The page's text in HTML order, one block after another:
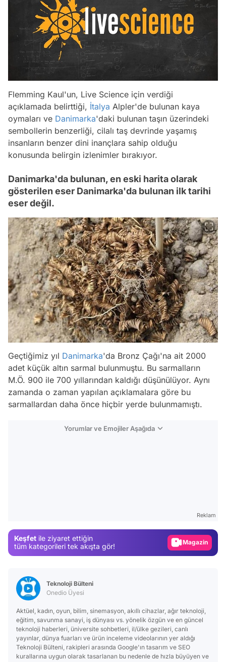
Flemming Kaul'un, Live Science için verdiği
açıklamada belirttiği, İtalya Alpler'de bulunan kaya
oymaları ve Danimarka'daki bulunan taşın üzerindeki
sembollerin benzerliği, cilalı taş devrinde yaşamış
insanların benzer dini inançlara sahip olduğu
konusunda belirgin izlenimler bırakıyor.
Danimarka'da bulunan, en eski harita olarak
gösterilen eser Danimarka'da bulunan ilk tarihi
eser değil.
Geçtiğimiz yıl Danimarka'da Bronz Çağı'na ait 2000
adet küçük altın sarmal bulunmuştu. Bu sarmalların
M.Ö. 900 ile 700 yıllarından kaldığı düşünülüyor. Aynı
zamanda o zaman yapılan açıklamalara göre bu
sarmallardan daha önce hiçbir yerde bulunmamıştı.
Yorumlar ve Emojiler Aşağıda
Reklam
Keşfet ile ziyaret ettiğin
tüm kategorileri tek akışta gör!
Video
Teknoloji Bülteni
Onedio Üyesi
Aktüel, kadın, oyun, bilim, sinemasyon, akıllı cihazlar, ağır teknoloji,
eğitim, savunma sanayi, iş dünyası vs. yönelik özgün ve en güncel
teknoloji haberleri, üniversite sohbetleri, il/ülke gezileri, canlı
yayınlar, dünya fuarları ve ürün inceleme videolarının yer aldığı
Teknoloji Bülteni, rakipleri arasında Google'ın tasarım ve SEO
kurallarına uygun olarak tasarlanan bu nedenle de hızla büyüyen ve